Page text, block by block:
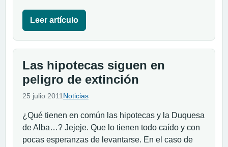
Leer artículo
Las hipotecas siguen en
peligro de extinción
25 julio 2011 Noticias
¿Qué tienen en común las hipotecas y la Duquesa
de Alba…? Jejeje. Que lo tienen todo caído y con
pocas esperanzas de levantarse. En el caso de